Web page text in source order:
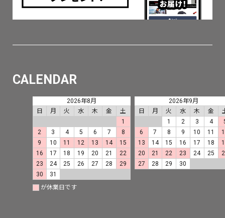
CALENDAR
2026年8月
日
月 火 水 木 金
土
1
2
3 4 5 6 7
8
9
10 11 12 13 14
15
16
17 18 19 20 21
22
23
24 25 26 27 28
29
30
31
2026年9月
日
月 火 水 木 金
1
2 3 4
6
7 8 9 10 11
13
14 15 16 17 18
20
21 22 23 24 25
27
28 29 30
が休業日です